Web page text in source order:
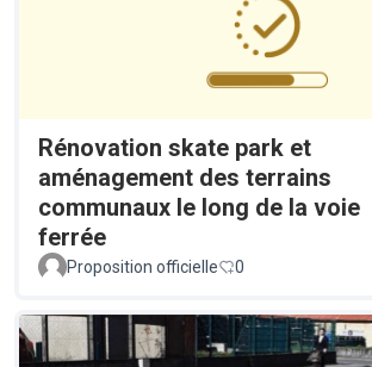
Rénovation skate park et
aménagement des terrains
communaux le long de la voie
ferrée
Proposition officielle 0